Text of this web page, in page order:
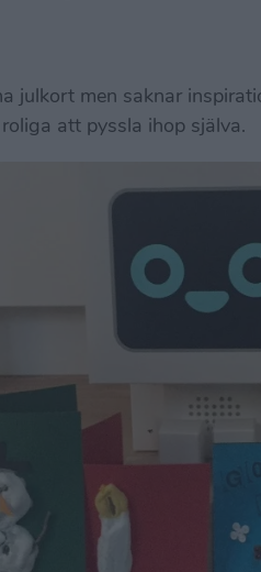
julkort men saknar
att pyssla ihop själva.